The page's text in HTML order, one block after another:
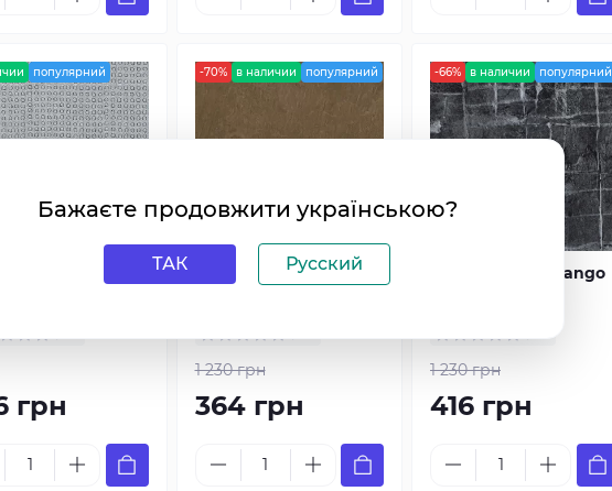
популярний
грн
-70% в наличии популярний
Обои Marburg Tango
1 230 грн
364 грн
-66% в наличии популярний
Обои Marburg Tango
1 230 грн
416 грн
Бажаєте продовжити українською?
ТАК Русский